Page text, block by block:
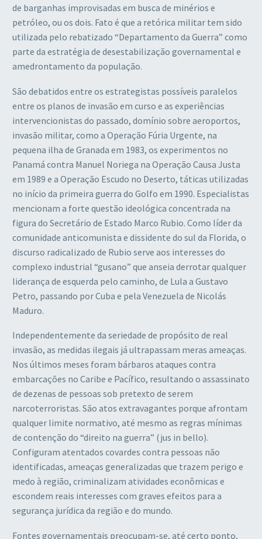
de barganhas improvisadas em busca de minérios e
petróleo, ou os dois. Fato é que a retórica militar tem sido
utilizada pelo rebatizado “Departamento da Guerra” como
parte da estratégia de desestabilização governamental e
amedrontamento da população.
São debatidos entre os estrategistas possíveis paralelos
entre os planos de invasão em curso e as experiências
intervencionistas do passado, domínio sobre aeroportos,
invasão militar, como a Operação Fúria Urgente, na
pequena ilha de Granada em 1983, os experimentos no
Panamá contra Manuel Noriega na Operação Causa Justa
em 1989 e a Operação Escudo no Deserto, táticas utilizadas
no início da primeira guerra do Golfo em 1990. Especialistas
mencionam a forte questão ideológica concentrada na
figura do Secretário de Estado Marco Rubio. Como líder da
comunidade anticomunista e dissidente do sul da Florida, o
discurso radicalizado de Rubio serve aos interesses do
complexo industrial “gusano” que anseia derrotar qualquer
liderança de esquerda pelo caminho, de Lula a Gustavo
Petro, passando por Cuba e pela Venezuela de Nicolás
Maduro.
Independentemente da seriedade de propósito de real
invasão, as medidas ilegais já ultrapassam meras ameaças.
Nos últimos meses foram bárbaros ataques contra
embarcações no Caribe e Pacífico, resultando o assassinato
de dezenas de pessoas sob pretexto de serem
narcoterroristas. São atos extravagantes porque afrontam
qualquer limite normativo, até mesmo as regras mínimas
de contenção do “direito na guerra” (jus in bello).
Configuram atentados covardes contra pessoas não
identificadas, ameaças generalizadas que trazem perigo e
medo à região, criminalizam atividades econômicas e
escondem reais interesses com graves efeitos para a
segurança jurídica da região e do mundo.
Fontes governamentais preocupam-se, até certo ponto,